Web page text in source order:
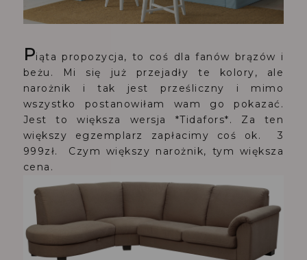
Piąta propozycja, to coś dla fanów brązów i
beżu. Mi się już przejadły te kolory, ale
narożnik i tak jest prześliczny i mimo
wszystko postanowiłam wam go pokazać.
Jest to większa wersja *Tidafors*. Za ten
większy egzemplarz zapłacimy coś ok. 3
999zł. Czym większy narożnik, tym większa
cena.